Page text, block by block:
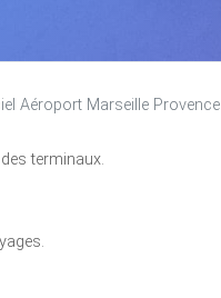
Aéroport Marseille Provence
terminaux.